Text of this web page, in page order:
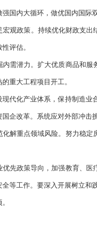
国内大循环，做优国内国际
政策。持续优化财政支出
评估。
潜力。扩大优质商品和服
重大工程项目开工。
化产业体系，保持制造业合
企改革。系统应对外部冲击
重点领域风险。努力稳定
政策导向，加强教育、医
等工作。要深入开展树立和